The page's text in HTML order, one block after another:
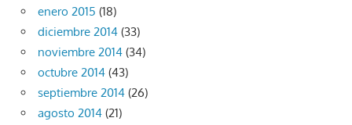
enero 2015 (18)
diciembre 2014 (33)
noviembre 2014 (34)
octubre 2014 (43)
septiembre 2014 (26)
agosto 2014 (21)